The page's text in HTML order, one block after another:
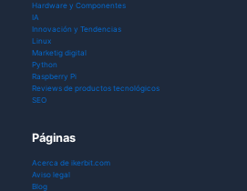
Hardware y Componentes
IA
Innovación y Tendencias
Linux
Marketig digital
Python
Raspberry Pi
Reviews de productos tecnológicos
SEO
Páginas
Acerca de ikerbit.com
Aviso legal
Blog